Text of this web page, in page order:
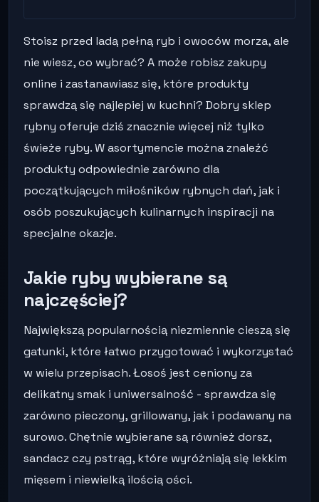
Stoisz przed ladą pełną ryb i owoców morza, ale
nie wiesz, co wybrać? A może robisz zakupy
online i zastanawiasz się, które produkty
sprawdzą się najlepiej w kuchni? Dobry sklep
rybny oferuje dziś znacznie więcej niż tylko
świeże ryby. W asortymencie można znaleźć
produkty odpowiednie zarówno dla
początkujących miłośników rybnych dań, jak i
osób poszukujących kulinarnych inspiracji na
specjalne okazje.
Jakie ryby wybierane są
najczęściej?
Największą popularnością niezmiennie cieszą się
gatunki, które łatwo przygotować i wykorzystać
w wielu przepisach. Łosoś jest ceniony za
delikatny smak i uniwersalność - sprawdza się
zarówno pieczony, grillowany, jak i podawany na
surowo. Chętnie wybierane są również dorsz,
sandacz czy pstrąg, które wyróżniają się lekkim
mięsem i niewielką ilością ości.